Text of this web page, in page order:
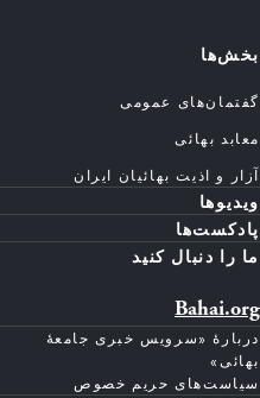
بخش‌ها
گفتمان‌های عمومی
معابد بهائی
آزار و اذیت بهائیان ایران
ویدیوها
پادکست‌ها
ما را دنبال کنید
Bahai.org
دربارهٔ «سرویس خبری جامعهٔ
بهائی»
سیاست‌های حریم خصوص